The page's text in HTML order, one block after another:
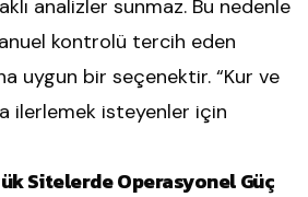
analizler sunmaz. Bu nedenle
kontrolü tercih eden
uygun bir seçenektir. “Kur ve
ilerlemek isteyenler için
Sitelerde Operasyonel Güç